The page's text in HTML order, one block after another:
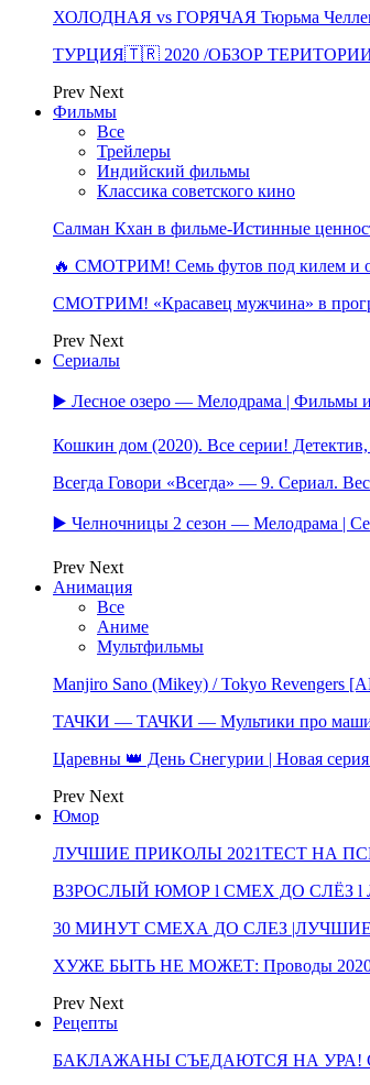
ХОЛОДНАЯ vs ГОРЯЧАЯ Тюрьма
ТУРЦИЯ🇹🇷 2020 /ОБЗОР
Prev Next
Фильмы
Все
Трейлеры
Индийский фильмы
Классика советского кино
Салман Кхан в фильме-Истинные
🔥 СМОТРИМ! Семь футов под килем и
СМОТРИМ! «Красавец мужчина» в
Prev Next
Сериалы
▶️ Лесное озеро — Мелодрама | Фильмы
Кошкин дом (2020). Все серии! Детектив,
Всегда Говори «Всегда» — 9. Сериал.
▶️ Челночницы 2 сезон — Мелодрама |
Prev Next
Анимация
Все
Аниме
Мультфильмы
Manjiro Sano (Mikey) / Tokyo Revengers
ТАЧКИ — ТАЧКИ — Мультики про
Царевны 👑 День Снегурии | Новая
Prev Next
Юмор
ЛУЧШИЕ ПРИКОЛЫ 2021ТЕСТ НА
ВЗРОСЛЫЙ ЮМОР l СМЕХ ДО СЛЁЗ l
30 МИНУТ СМЕХА ДО СЛЕЗ
ХУЖЕ БЫТЬ НЕ МОЖЕТ: Проводы
Prev Next
Рецепты
БАКЛАЖАНЫ СЪЕДАЮТСЯ НА УРА!